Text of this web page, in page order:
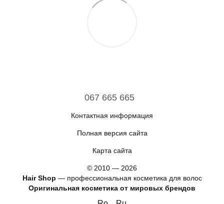
067 665 665
Контактная информация
Полная версия сайта
Карта сайта
© 2010 — 2026
Hair Shop — профессиональная косметика для волос
Оригинальная косметика от мировых брендов